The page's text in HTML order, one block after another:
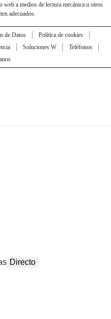
web a medios de lectura mecánica u otros
adecuados.
de Datos
Política de cookies
Soluciones W
Teléfonos
Directo